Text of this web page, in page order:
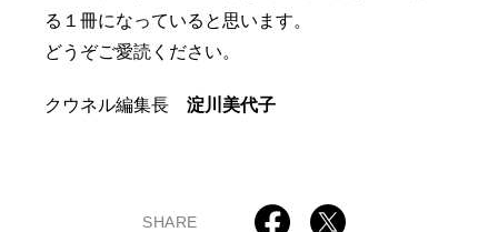
る１冊になっていると思います。
どうぞご愛読ください。
クウネル編集長淀川美代子
SHARE